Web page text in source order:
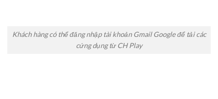
Khách hàng có thể đăng nhập tài khoản Gmail Google để tải các
cứng dụng từ CH Play